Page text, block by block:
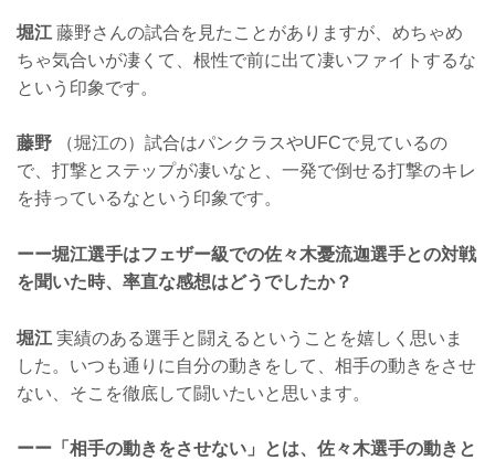
堀江 藤野さんの試合を見たことがありますが、めちゃめ
ちゃ気合いが凄くて、根性で前に出て凄いファイトするな
という印象です。
藤野 （堀江の）試合はパンクラスやUFCで見ているの
で、打撃とステップが凄いなと、一発で倒せる打撃のキレ
を持っているなという印象です。
ーー堀江選手はフェザー級での佐々木憂流迦選手との対戦
を聞いた時、率直な感想はどうでしたか？
堀江 実績のある選手と闘えるということを嬉しく思いま
した。いつも通りに自分の動きをして、相手の動きをさせ
ない、そこを徹底して闘いたいと思います。
ーー「相手の動きをさせない」とは、佐々木選手の動きと